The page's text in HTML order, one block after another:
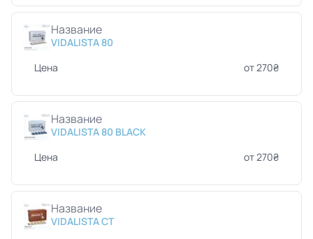
Название
VIDALISTA 80
Цена
от 270₴
Название
VIDALISTA 80 BLACK
Цена
от 270₴
Название
VIDALISTA CT